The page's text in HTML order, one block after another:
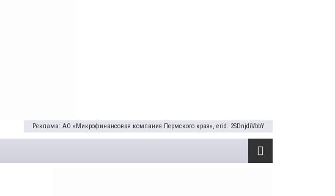
Реклама: АО «Микрофинансовая компания Пермского края», erid: 2SDnjdiVbbY